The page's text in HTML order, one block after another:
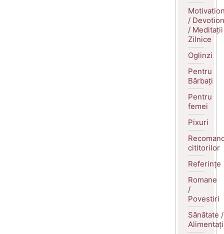
/
/ Meditații
Zilnice
Oglinzi
Pentru
Bărbați
Pentru
femei
Pixuri
cititorilor
Referințe
Romane
/
Povestiri
Sănătate /